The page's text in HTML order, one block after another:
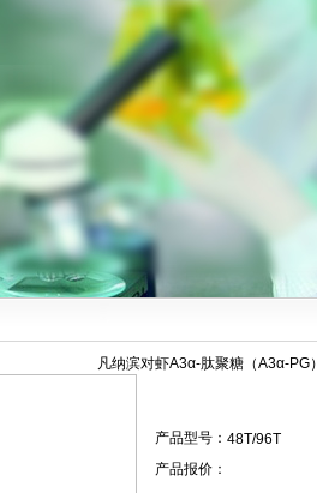
凡纳滨对虾A3α-肽聚糖（A3α-PG
产品型号： 48T/96T
产品报价：